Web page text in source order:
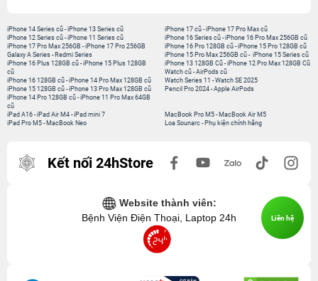
iPhone 14 Series cũ -iPhone 13 Series cũ
iPhone 12 Series cũ -iPhone 11 Series cũ
iPhone 17 Pro Max 256GB -iPhone 17 Pro 256GB
Galaxy A Series - Redmi Series
iPhone 17 cũ-iPhone 17 Pro Max cũ
iPhone 16 Series cũ- iPhone 16 Pro Max 256GB cũ
iPhone 16 Pro 128GB cũ-iPhone 15 Pro 128GB cũ
iPhone 15 Pro Max 256GB cũ- iPhone 15 Series cũ
iPhone 16 Plus 128GB cũ -iPhone 15 Plus 128GB
cũ
iPhone 16 128GB cũ -iPhone 14 Pro Max 128GB cũ
iPhone 15 128GB cũ -iPhone 13 Pro Max 128GB cũ
iPhone 14 Pro 128GB cũ -iPhone 11 Pro Max 64GB
cũ
iPhone 13 128GB Cũ-iPhone 12 Pro Max 128GB Cũ
Watch cũ-AirPods cũ
Watch Series 11 -Watch SE 2025
Pencil Pro 2024-Apple AirPods
iPad A16 -iPad Air M4 -iPad mini 7
iPad Pro M5 - MacBook Neo
MacBook Pro M5- MacBook Air M5
Loa Sounarc- Phụ kiện chính hãng
Kết nối 24hStore
Website thành viên:
Bệnh Viện Điện Thoại, Laptop 24h
Liên hệ